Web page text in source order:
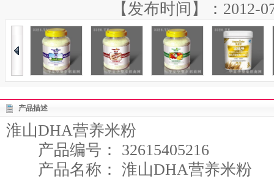
【发布时间】：2012-
产品描述
淮山DHA营养米粉
产品编号： 32615405216
产品名称： 淮山DHA营养米粉